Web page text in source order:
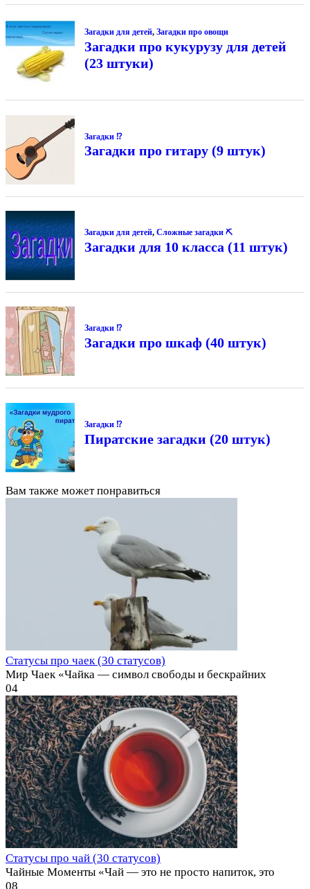
Загадки для детей, Загадки про овощи
Загадки про кукурузу для детей
(23 штуки)
Загадки ⁉
Загадки про гитару (9 штук)
Загадки для детей, Сложные загадки ⛏
Загадки для 10 класса (11 штук)
Загадки ⁉
Загадки про шкаф (40 штук)
Загадки ⁉
Пиратские загадки (20 штук)
Вам также может понравиться
Статусы про чаек (30 статусов)
Мир Чаек «Чайка — символ свободы и бескрайних
04
Статусы про чай (30 статусов)
Чайные Моменты «Чай — это не просто напиток, это
08